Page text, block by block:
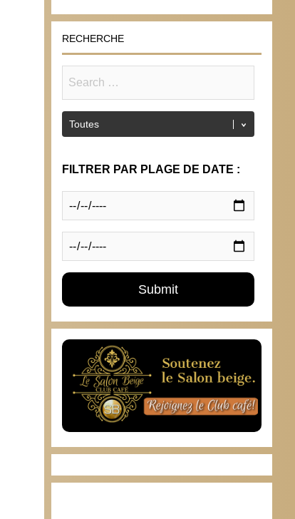
8 décembre 2014
RECHERCHE
FILTRER PAR PLAGE DE DATE :